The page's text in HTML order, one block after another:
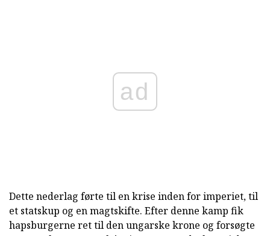
ad
Dette nederlag førte til en krise inden for imperiet, til
et statskup og en magtskifte. Efter denne kamp fik
hapsburgerne ret til den ungarske krone og forsøgte